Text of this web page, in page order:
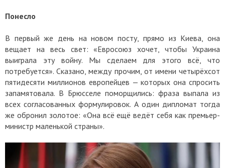
Понесло
В первый же день на новом посту, прямо из Киева, она
вещает на весь свет: «Евросоюз хочет, чтобы Украина
выиграла эту войну. Мы сделаем для этого всё, что
потребуется». Сказано, между прочим, от имени четырёхсот
пятидесяти миллионов европейцев — которых она спросить
запамятовала. В Брюсселе поморщились: фраза выпала из
всех согласованных формулировок. А один дипломат тогда
же обронил золотое: «Она всё ещё ведёт себя как премьер-
министр маленькой страны».